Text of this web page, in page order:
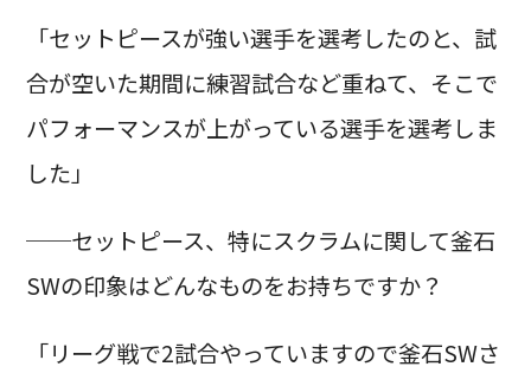
「セットピースが強い選手を選考したのと、試
合が空いた期間に練習試合など重ねて、そこで
パフォーマンスが上がっている選手を選考しま
した」
──セットピース、特にスクラムに関して釜石
SWの印象はどんなものをお持ちですか？
「リーグ戦で2試合やっていますので釜石SWさ